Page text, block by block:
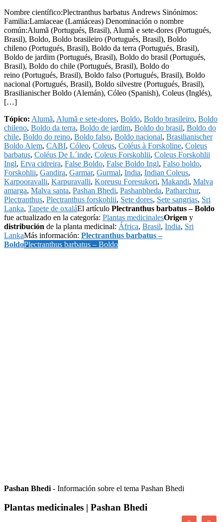
Nombre científico:Plectranthus barbatus Andrews Sinónimos:
Familia:Lamiaceae (Lamiáceas) Denominación o nombre
común:Alumã (Portugués, Brasil), Alumã e sete-dores (Portugués,
Brasil), Boldo, Boldo brasileiro (Portugués, Brasil), Boldo
chileno (Portugués, Brasil), Boldo da terra (Portugués, Brasil),
Boldo de jardim (Portugués, Brasil), Boldo do brasil (Portugués,
Brasil), Boldo do chile (Portugués, Brasil), Boldo do
reino (Portugués, Brasil), Boldo falso (Portugués, Brasil), Boldo
nacional (Portugués, Brasil), Boldo silvestre (Portugués, Brasil),
Brasilianischer Boldo (Alemán), Cóleo (Spanish), Coleus (Inglés),
[…]
Tópico: Alumã, Alumã e sete-dores, Boldo, Boldo brasileiro, Boldo
chileno, Boldo da terra, Boldo de jardim, Boldo do brasil, Boldo do
chile, Boldo do reino, Boldo falso, Boldo nacional, Brasilianischer
Boldo Alem, CABI, Cóleo, Coleus, Coléus à Forskoline, Coleus
barbatus, Coléus De L´inde, Coleus Forskohlii, Coleus Forskohlii
Ingl, Erva cidreira, False Boldo, False Boldo Ingl, Falso boldo,
Forskohlii, Gandira, Garmar, Gurmal, India, Indian Coleus,
Karpooravalli, Karpuravalli, Koreusu Foresukori, Makandi, Malva
amarga, Malva santa, Pashan Bhedi, Pashanbheda, Patharchur,
Plectranthus, Plectranthus forskohlii, Sete dores, Sete sangrias, Sri
Lanka, Tapete de oxaláEl artículo Plectranthus barbatus – Boldo
fue actualizado en la categoría: Plantas medicinalesOrigen y
distribución de la planta medicinal: África, Brasil, India, Sri
LankaMás información: Plectranthus barbatus –
BoldoPlectranthus barbatus – Boldo
Pashan Bhedi - Información sobre el tema Pashan Bhedi
Plantas medicinales | Pashan Bhedi